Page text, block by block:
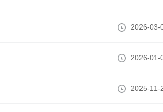
2026-03-
2026-01-
2025-11-